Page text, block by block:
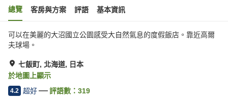
總覽 客房與方案 評語 基本資訊
可以在美麗的大沼國立公園感受大自然氣息的度假飯店。靠近高爾
夫球場。
七飯町, 北海道, 日本
於地圖上顯示
4.2 超好 評語數： 319